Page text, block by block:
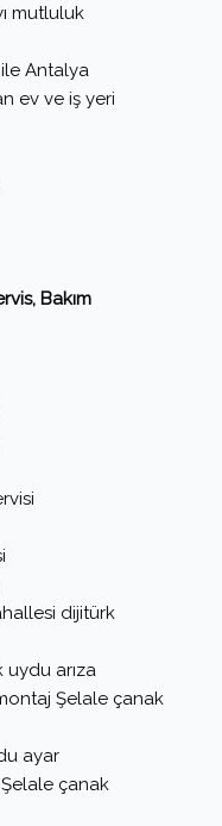
mutluluk
Antalya
ev ve iş yeri
Bakım
dijitürk
arıza
Şelale çanak
ayar
çanak